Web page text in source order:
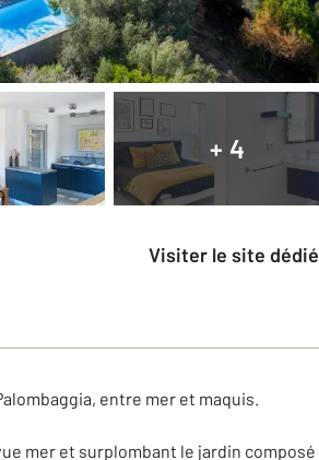
+ 4
Visiter le site dédié
entre mer et maquis.
mer et surplombant le jardin composé